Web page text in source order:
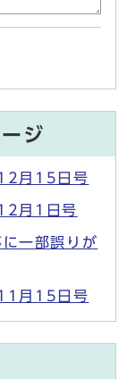
ジ
月15日号
月1日号
一部誤りが
月15日号